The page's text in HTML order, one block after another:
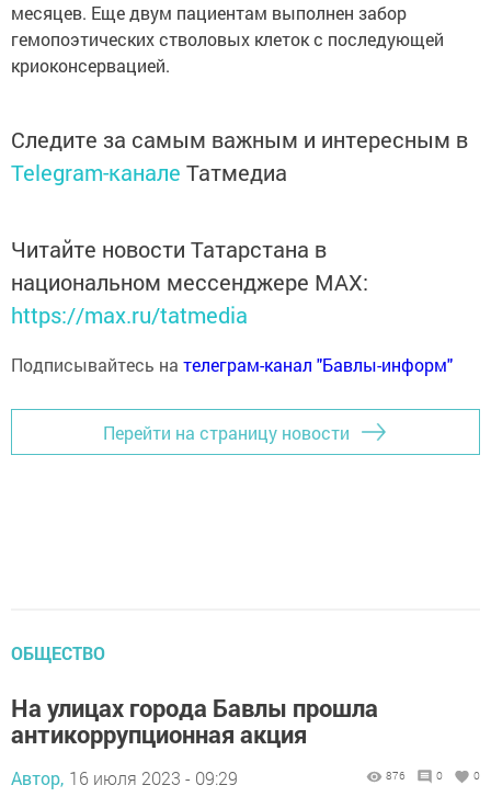
месяцев. Еще двум пациентам выполнен забор
гемопоэтических стволовых клеток с последующей
криоконсервацией.
Следите за самым важным и интересным в
Telegram-канале Татмедиа
Читайте новости Татарстана в
национальном мессенджере MАХ:
https://max.ru/tatmedia
Подписывайтесь на телеграм-канал "Бавлы-информ"
Перейти на страницу новости
ОБЩЕСТВО
На улицах города Бавлы прошла
антикоррупционная акция
Автор, 16 июля 2023 - 09:29 876 0 0